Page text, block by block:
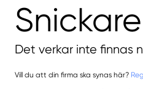
Det verkar inte finnas
Vill du att din firma ska synas här?